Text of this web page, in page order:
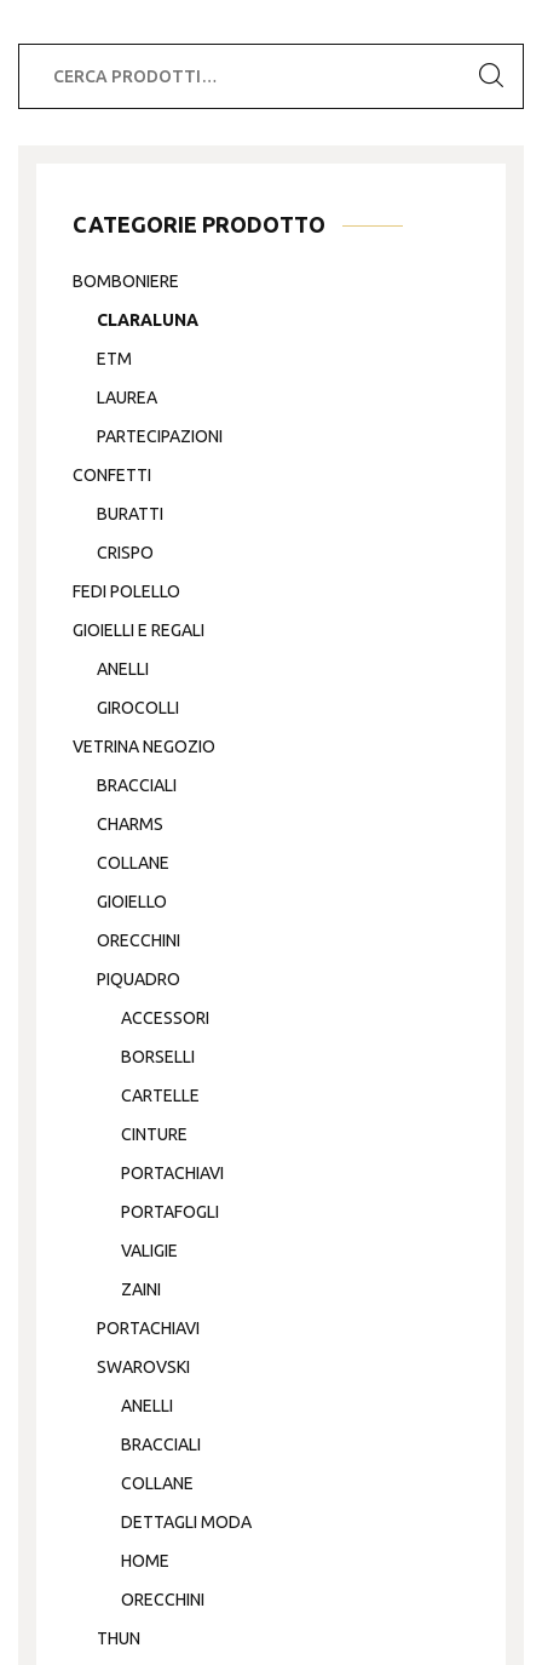
CATEGORIE PRODOTTO
BOMBONIERE
CLARALUNA
ETM
LAUREA
PARTECIPAZIONI
CONFETTI
BURATTI
CRISPO
FEDI POLELLO
GIOIELLI E REGALI
ANELLI
GIROCOLLI
VETRINA NEGOZIO
BRACCIALI
CHARMS
COLLANE
GIOIELLO
ORECCHINI
PIQUADRO
ACCESSORI
BORSELLI
CARTELLE
CINTURE
PORTACHIAVI
PORTAFOGLI
VALIGIE
ZAINI
PORTACHIAVI
SWAROVSKI
ANELLI
BRACCIALI
COLLANE
DETTAGLI MODA
HOME
ORECCHINI
THUN